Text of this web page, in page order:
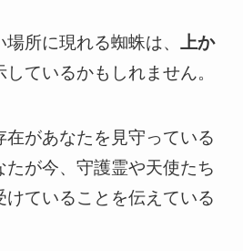
所に現れる蜘蛛は、 上か
しているかもしれません。
在があなたを見守っている
が今、守護霊や天使たち
けていることを伝えている